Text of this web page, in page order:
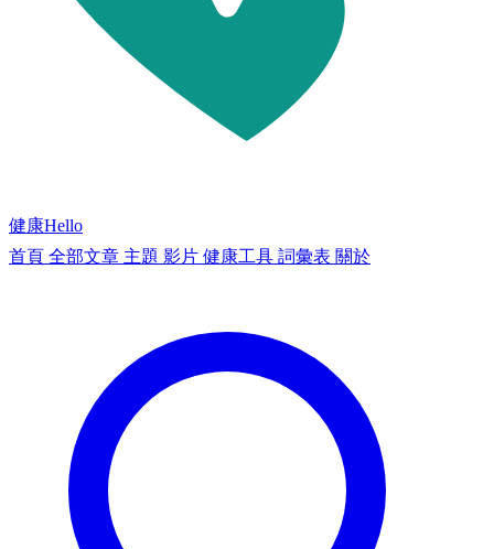
健康Hello
首頁 全部文章 主題 影片 健康工具 詞彙表 關於